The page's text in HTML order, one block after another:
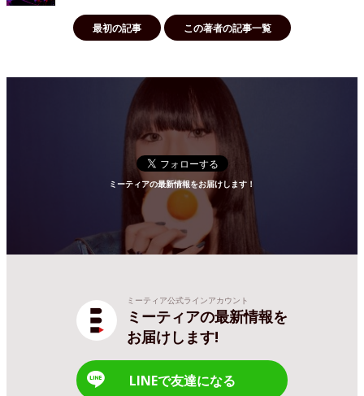
最初の記事 この著者の記事一覧
ミーティアの最新情報をお届けします！
ミーティア公式ラインアカウント
ミーティアの最新情報を
お届けします!
LINEで友達になる